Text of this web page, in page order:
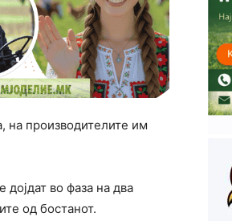
на производителите им
во фаза на два
од бостанот.